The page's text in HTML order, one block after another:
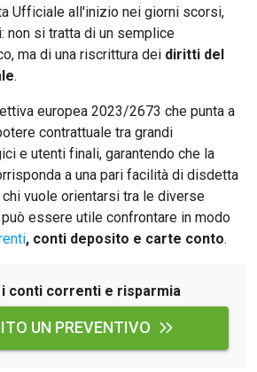
Ufficiale all'inizio nei giorni scorsi,
non si tratta di un semplice
ma di una riscrittura dei diritti del
.
europea 2023/2673 che punta a
contrattuale tra grandi
e utenti finali, garantendo che la
a una pari facilità di disdetta
vuole orientarsi tra le diverse
essere utile confrontare in modo
, conti deposito e carte conto.
conti correnti e risparmia
UN PREVENTIVO